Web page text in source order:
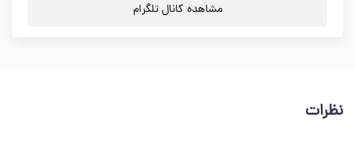
مشاهده کانال تلگرام
نظرات